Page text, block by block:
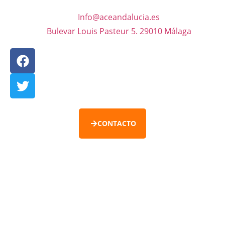
Info@aceandalucia.es
Bulevar Louis Pasteur 5. 29010 Málaga
CONTACTO